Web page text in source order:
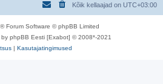
Kõik kellaajad on UTC+03:00
® Forum Software © phpBB Limited
phpBB Eesti [Exabot] © 2008*-2021
| Kasutajatingimused